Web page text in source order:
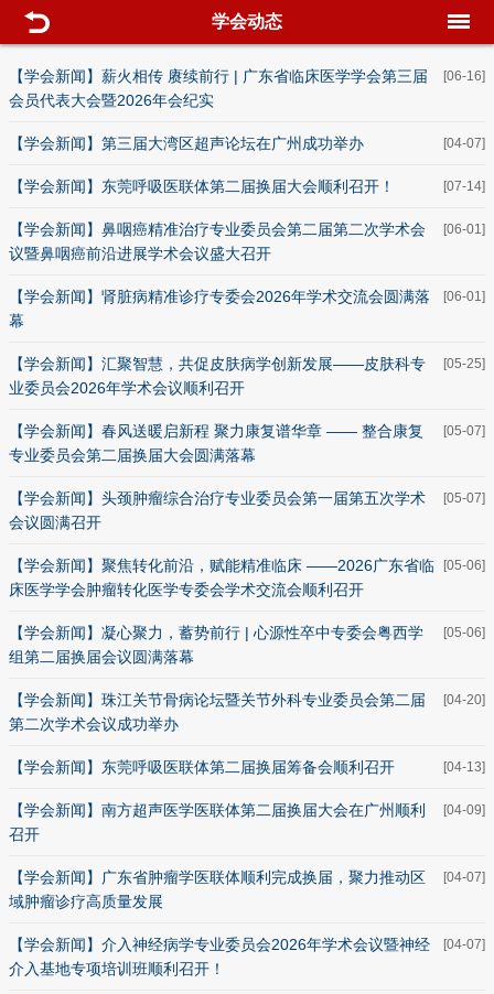
学会动态
[06-16]
【学会新闻】薪火相传 赓续前行 | 广东省临床医学学会第三届
会员代表大会暨2026年会纪实
[04-07]
【学会新闻】第三届大湾区超声论坛在广州成功举办
[07-14]
【学会新闻】东莞呼吸医联体第二届换届大会顺利召开！
[06-01]
【学会新闻】鼻咽癌精准治疗专业委员会第二届第二次学术会
议暨鼻咽癌前沿进展学术会议盛大召开
[06-01]
【学会新闻】肾脏病精准诊疗专委会2026年学术交流会圆满落
幕
[05-25]
【学会新闻】汇聚智慧，共促皮肤病学创新发展——皮肤科专
业委员会2026年学术会议顺利召开
[05-07]
【学会新闻】春风送暖启新程 聚力康复谱华章 —— 整合康复
专业委员会第二届换届大会圆满落幕
[05-07]
【学会新闻】头颈肿瘤综合治疗专业委员会第一届第五次学术
会议圆满召开
[05-06]
【学会新闻】聚焦转化前沿，赋能精准临床 ——2026广东省临
床医学学会肿瘤转化医学专委会学术交流会顺利召开
[05-06]
【学会新闻】凝心聚力，蓄势前行 | 心源性卒中专委会粤西学
组第二届换届会议圆满落幕
[04-20]
【学会新闻】珠江关节骨病论坛暨关节外科专业委员会第二届
第二次学术会议成功举办
[04-13]
【学会新闻】东莞呼吸医联体第二届换届筹备会顺利召开
[04-09]
【学会新闻】南方超声医学医联体第二届换届大会在广州顺利
召开
[04-07]
【学会新闻】广东省肿瘤学医联体顺利完成换届，聚力推动区
域肿瘤诊疗高质量发展
[04-07]
【学会新闻】介入神经病学专业委员会2026年学术会议暨神经
介入基地专项培训班顺利召开！